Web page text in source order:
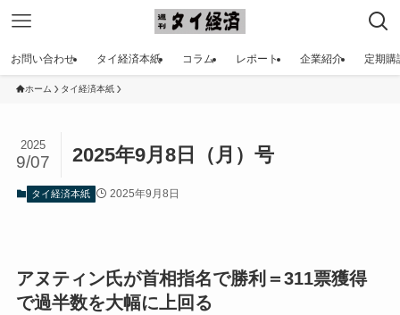
お問い合わせ タイ経済本紙 コラム レポート 企業紹介 定期購
ホーム タイ経済本紙
2025年9月8日（月）号
2025
9/07
タイ経済本紙 2025年9月8日
アヌティン氏が首相指名で勝利＝311票獲得
で過半数を大幅に上回る